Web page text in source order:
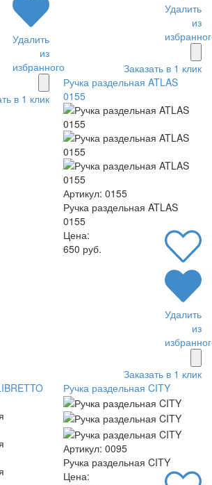
Удалить
из
избранного
в 1 клик
Удалить
из
Заказать в 1 клик
Ручка раздельная ATLAS
0155
Артикул: 0155
Ручка раздельная ATLAS
0155
Цена:
650 руб.
Удалить
из
Заказать в 1 клик
Ручка раздельная CITY
Артикул: 0095
Ручка раздельная CITY
Цена: